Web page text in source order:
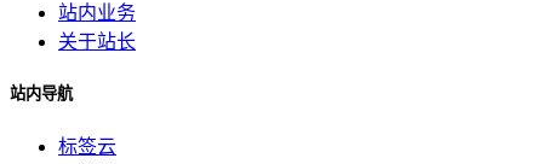
站内业务
关于站长
站内导航
标签云